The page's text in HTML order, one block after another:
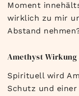
Moment
wirklich zu mir
Abstand
Amethyst
Spirituell wird
Schutz und